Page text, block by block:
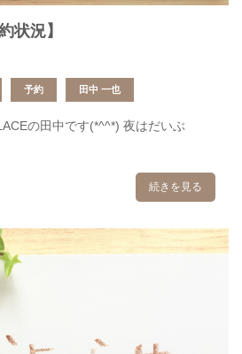
状況】
予約 田中 一也
の田中です(*^^*) 夜はだいぶ
続きを見る